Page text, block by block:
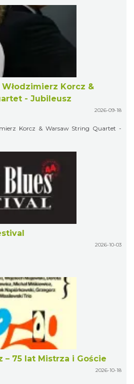
Korcz &
- Jubileusz
2026-09-18
Korcz & Warsaw String Quartet -
2026-10-03
– 75 lat Mistrza i Goście
2026-10-18